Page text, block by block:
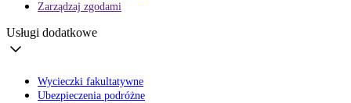
Zarządzaj zgodami
Usługi dodatkowe
Wycieczki fakultatywne
Ubezpieczenia podróżne